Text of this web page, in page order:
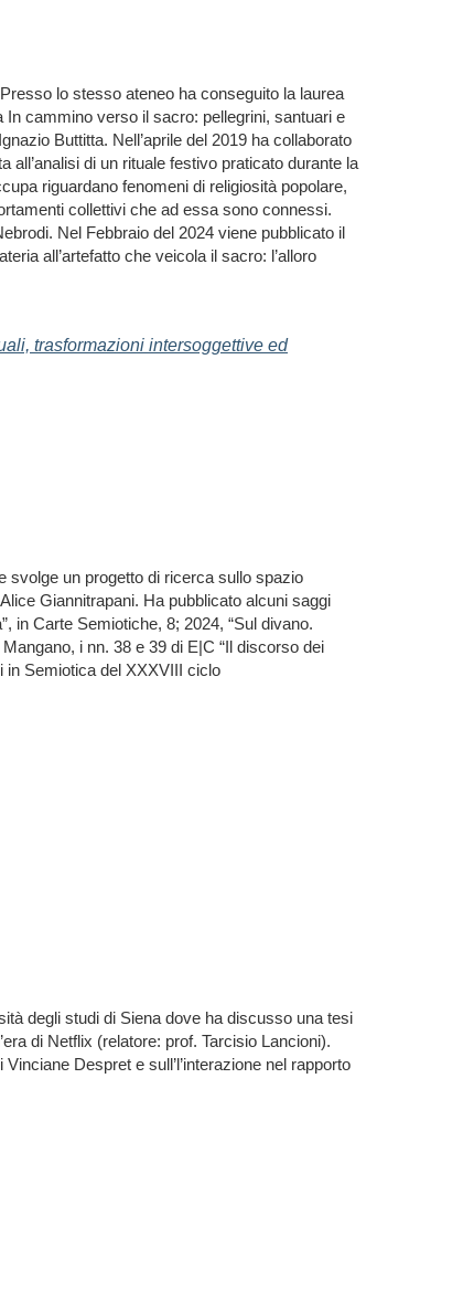
lo stesso ateneo ha conseguito la laurea
cammino verso il sacro: pellegrini, santuari e
Buttitta. Nell’aprile del 2019 ha collaborato
di un rituale festivo praticato durante la
riguardano fenomeni di religiosità popolare,
collettivi che ad essa sono connessi.
Nel Febbraio del 2024 viene pubblicato il
all’artefatto che veicola il sacro: l’alloro
trasformazioni intersoggettive ed
svolge un progetto di ricerca sullo spazio
Giannitrapani. Ha pubblicato alcuni saggi
in Carte Semiotiche, 8; 2024, “Sul divano.
i nn. 38 e 39 di E|C “Il discorso dei
in Semiotica del XXXVIII ciclo
degli studi di Siena dove ha discusso una tesi
di Netflix (relatore: prof. Tarcisio Lancioni).
Despret e sull’l’interazione nel rapporto